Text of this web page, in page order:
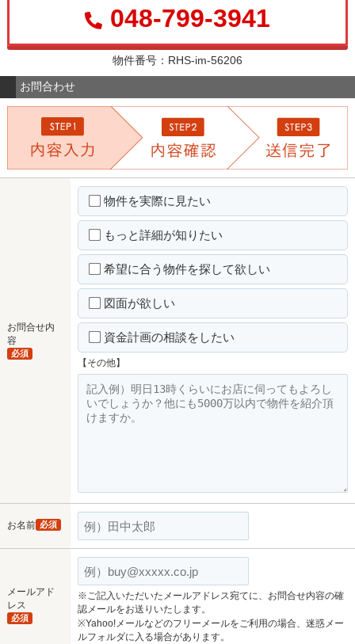
048-799-3941
物件番号：RHS-im-56206
お問合わせ
お問合せ内
容
必須
物件を実際に見たい
もっと詳細が知りたい
希望に合う物件を探して欲しい
図面が欲しい
資金計画の相談をしたい
【その他】
お名前 必須
メールアド
レス
必須
※ご記入いただいたメールアドレス宛てに、お問合せ内容の確
認メールをお送りいたします。
※Yahoo!メールなどのフリーメールをご利用の場合、迷惑メー
ルフォルダに入る場合があります。